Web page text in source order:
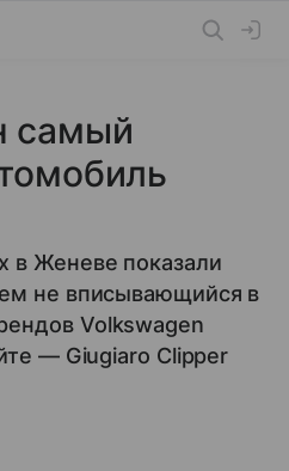
самый
в Женеве показали
не вписывающийся в
Volkswagen
— Giugiaro Clipper